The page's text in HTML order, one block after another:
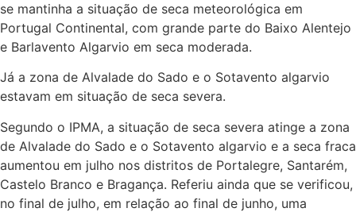
se mantinha a situação de seca meteorológica em
Portugal Continental, com grande parte do Baixo Alentejo
e Barlavento Algarvio em seca moderada.
Já a zona de Alvalade do Sado e o Sotavento algarvio
estavam em situação de seca severa.
Segundo o IPMA, a situação de seca severa atinge a zona
de Alvalade do Sado e o Sotavento algarvio e a seca fraca
aumentou em julho nos distritos de Portalegre, Santarém,
Castelo Branco e Bragança. Referiu ainda que se verificou,
no final de julho, em relação ao final de junho, uma